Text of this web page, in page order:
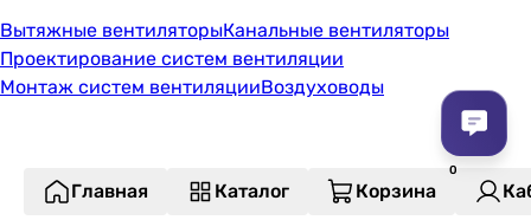
Вытяжные вентиляторыКанальные вентиляторы
Проектирование систем вентиляции
Монтаж систем вентиляцииВоздуховоды
Главная Каталог Корзина